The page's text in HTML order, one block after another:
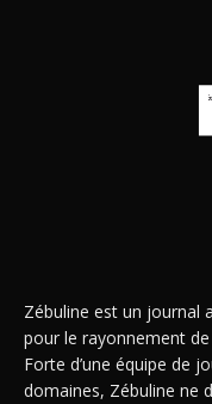
Zébuline est un journal
pour le rayonnement
Forte d’une équipe de
domaines, Zébuline ne